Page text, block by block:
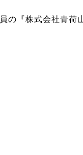
の『株式会社青荷